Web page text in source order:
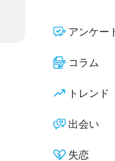
アンケー
コラム
トレンド
出会い
失恋